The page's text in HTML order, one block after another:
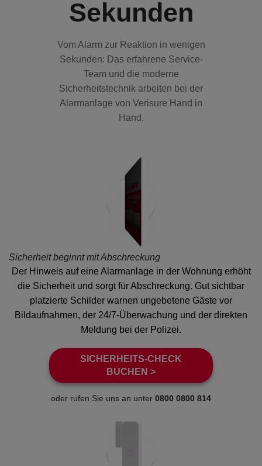
Sekunden
Vom Alarm zur Reaktion in wenigen
Sekunden: Das erfahrene Service-
Team und die moderne
Sicherheitstechnik arbeiten bei der
Alarmanlage von Verisure Hand in
Hand.
Sicherheit beginnt mit Abschreckung
Der Hinweis auf eine Alarmanlage in der Wohnung erhöht
die Sicherheit und sorgt für Abschreckung. Gut sichtbar
platzierte Schilder warnen ungebetene Gäste vor
Bildaufnahmen, der 24/7-Überwachung und der direkten
Meldung bei der Polizei.
SICHERHEITS-CHECK
BUCHEN >
oder rufen Sie uns an unter 0800 0800 814